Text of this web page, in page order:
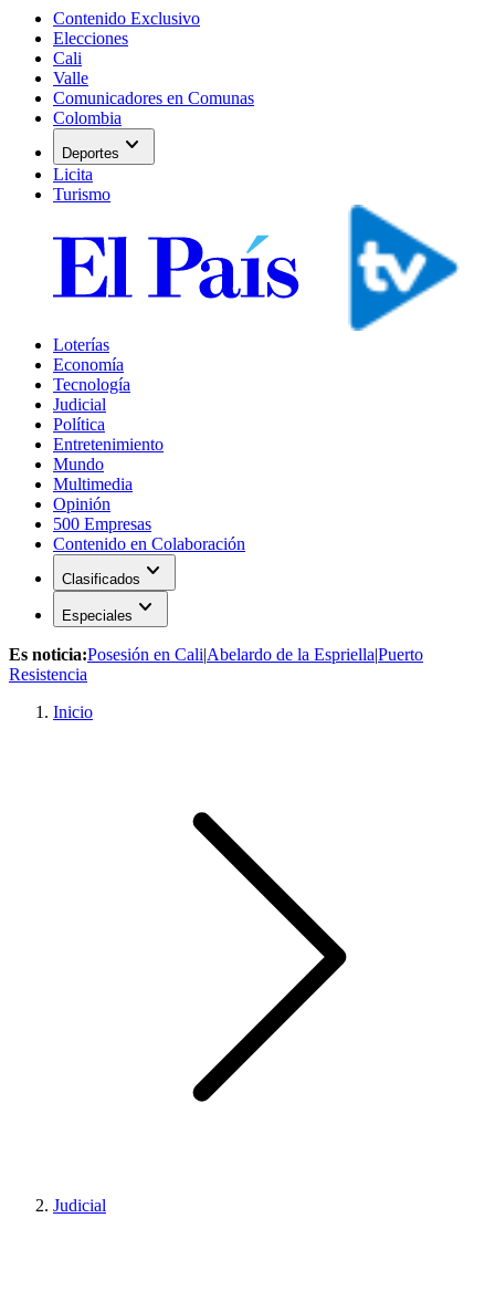
Contenido Exclusivo
Elecciones
Cali
Valle
Comunicadores en Comunas
Colombia
Deportes expand_more
Licita
Turismo
Loterías
Economía
Tecnología
Judicial
Política
Entretenimiento
Mundo
Multimedia
Opinión
500 Empresas
Contenido en Colaboración
Clasificados expand_more
Especiales expand_more
Es noticia:Posesión en Cali|Abelardo de la Espriella|Puerto
Resistencia
Inicio
Judicial